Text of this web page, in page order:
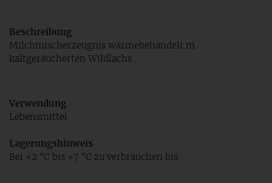
Beschreibung
Milchmischerzeugnis wärmebehandelt m.
kaltgeräucherten Wildlachs
Verwendung
Lebensmittel
Lagerungshinweis
Bei +2 °C bis +7 °C zu verbrauchen bis: